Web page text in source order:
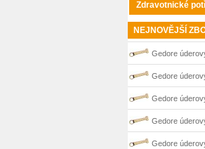
Zdravotnické
NEJNOVĚJŠÍ
Gedore
plochý klíč
0100258S
Gedore
plochý klíč
0100254S
Gedore
plochý klíč
0100256S
Gedore
plochý klíč
Gedore